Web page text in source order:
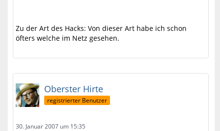
Zu der Art des Hacks: Von dieser Art habe ich schon
öfters welche im Netz gesehen.
Oberster Hirte
registrierter Benutzer
30. Januar 2007 um 15:35